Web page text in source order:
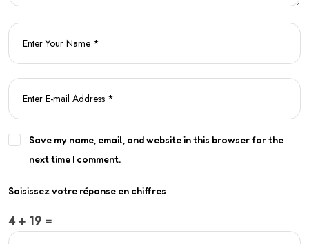
Save my name, email, and website in this browser for the
next time I comment.
Saisissez votre réponse en chiffres
4 + 19 =